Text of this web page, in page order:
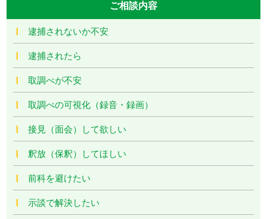
ご相談内容
逮捕されないか不安
逮捕されたら
取調べが不安
取調べの可視化（録音・録画）
接見（面会）して欲しい
釈放（保釈）してほしい
前科を避けたい
示談で解決したい